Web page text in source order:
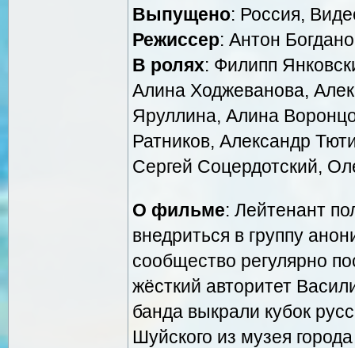
Выпущено: Россия,
Режиссер: Антон
В ролях: Филипп
Алина Ходжеванова,
Яруллина, Алина
Ратников, Александр
Сергей Соцердотский,
О фильме: Лейтенант
внедриться в группу
сообщество регулярно
жёсткий авторитет
банда выкрали кубок
Шуйского из музея